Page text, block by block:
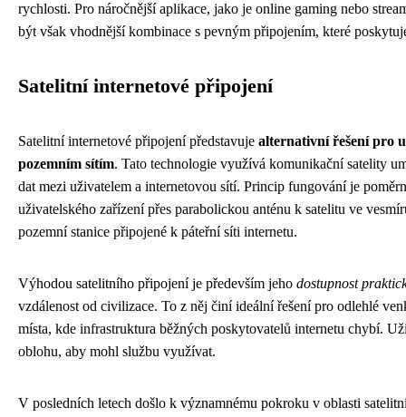
rychlosti. Pro náročnější aplikace, jako je online gaming nebo
být však vhodnější kombinace s pevným připojením, které
Satelitní internetové připojení
Satelitní internetové připojení představuje alternativní řešení pro
pozemním sítím. Tato technologie využívá komunikační satelity
dat mezi uživatelem a internetovou sítí. Princip fungování je
uživatelského zařízení přes parabolickou anténu k satelitu ve
pozemní stanice připojené k páteřní síti internetu.
Výhodou satelitního připojení je především jeho dostupnost
vzdálenost od civilizace. To z něj činí ideální řešení pro odlehlé
místa, kde infrastruktura běžných poskytovatelů internetu chybí.
oblohu, aby mohl službu využívat.
V posledních letech došlo k významnému pokroku v oblasti